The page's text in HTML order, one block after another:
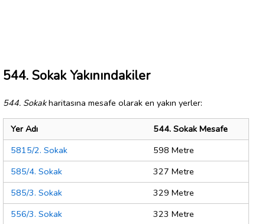
544. Sokak Yakınındakiler
544. Sokakharitasına mesafe olarak en yakın yerler:
Yer Adı
544. Sokak Mesafe
5815/2. Sokak
598 Metre
585/4. Sokak
327 Metre
585/3. Sokak
329 Metre
556/3. Sokak
323 Metre